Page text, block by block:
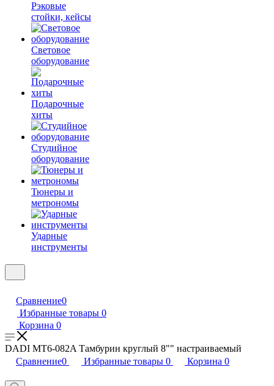
Рэковые
стойки, кейсы
Световое
оборудование
Подарочные
хиты
Студийное
оборудование
Тюнеры и
метрономы
Ударные
инструменты
Сравнение0
Избранные товары 0
Корзина 0
DADI MT6-082A Тамбурин круглый 8"" настраиваемый
Сравнение0 Избранные товары 0 Корзина 0